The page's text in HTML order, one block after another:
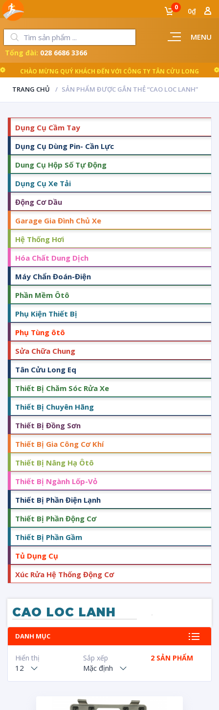
MENU
0 0₫
CHÀO MỪNG QUÝ KHÁCH ĐẾN VỚI CÔNG TY TÂN CỬU LONG
Tổng đài: 028 6686 3366
TRANG CHỦ SẢN PHẨM ĐƯỢC GẮN THẺ “CAO LOC LANH”
Dụng Cụ Cầm Tay
Dụng Cụ Dùng Pin- Cần Lực
Dung Cụ Hộp Số Tự Động
Dụng Cụ Xe Tải
Động Cơ Dầu
Garage Gia Đình Chủ Xe
Hệ Thống Hơi
Hóa Chất Dung Dịch
Máy Chẩn Đoán-Điện
Phần Mềm Ôtô
Phụ Kiện Thiết Bị
Phụ Tùng ôtô
Sửa Chữa Chung
Tân Cửu Long Eq
Thiết Bị Chăm Sóc Rửa Xe
Thiết Bị Chuyên Hãng
Thiết Bị Đồng Sơn
Thiết Bị Gia Công Cơ Khí
Thiết Bị Nâng Hạ Ôtô
Thiết Bị Ngành Lốp-Vỏ
Thiết Bị Phần Điện Lạnh
Thiết Bị Phần Động Cơ
Thiết Bị Phần Gầm
Tủ Dụng Cụ
Xúc Rửa Hệ Thống Động Cơ
CAO LOC LANH
DANH MỤC
2 SẢN PHẨM
Sắp xếp
Mặc định
Hiển thị
12